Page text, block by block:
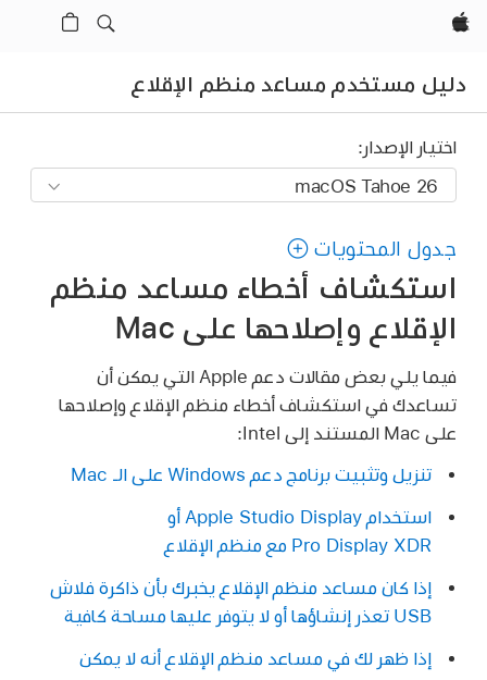
Apple‏
دليل مستخدم مساعد منظم الإقلاع
اختيار الإصدار:
جدول المحتويات
استكشاف أخطاء مساعد منظم
الإقلاع وإصلاحها على Mac
فيما يلي بعض مقالات دعم Apple التي يمكن أن
تساعدك في استكشاف أخطاء منظم الإقلاع وإصلاحها
على Mac المستند إلى Intel:
تنزيل وتثبيت برنامج دعم Windows على الـ Mac
استخدام Apple Studio Display أو
Pro Display XDR مع منظم الإقلاع
إذا كان مساعد منظم الإقلاع يخبرك بأن ذاكرة فلاش
USB تعذر إنشاؤها أو لا يتوفر عليها مساحة كافية
إذا ظهر لك في مساعد منظم الإقلاع أنه لا يمكن